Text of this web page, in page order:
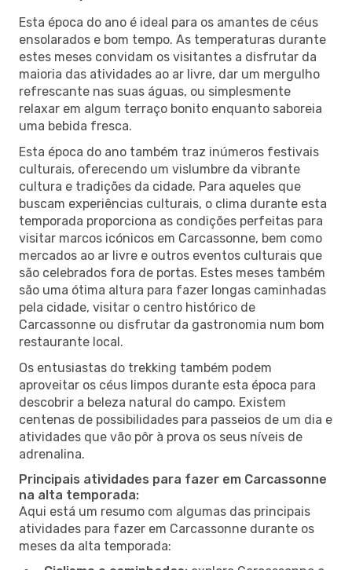
Esta época do ano é ideal para os amantes de céus
ensolarados e bom tempo. As temperaturas durante
estes meses convidam os visitantes a disfrutar da
maioria das atividades ao ar livre, dar um mergulho
refrescante nas suas águas, ou simplesmente
relaxar em algum terraço bonito enquanto saboreia
uma bebida fresca.
Esta época do ano também traz inúmeros festivais
culturais, oferecendo um vislumbre da vibrante
cultura e tradições da cidade. Para aqueles que
buscam experiências culturais, o clima durante esta
temporada proporciona as condições perfeitas para
visitar marcos icónicos em Carcassonne, bem como
mercados ao ar livre e outros eventos culturais que
são celebrados fora de portas. Estes meses também
são uma ótima altura para fazer longas caminhadas
pela cidade, visitar o centro histórico de
Carcassonne ou disfrutar da gastronomia num bom
restaurante local.
Os entusiastas do trekking também podem
aproveitar os céus limpos durante esta época para
descobrir a beleza natural do campo. Existem
centenas de possibilidades para passeios de um dia e
atividades que vão pôr à prova os seus níveis de
adrenalina.
Principais atividades para fazer em Carcassonne
na alta temporada:
Aqui está um resumo com algumas das principais
atividades para fazer em Carcassonne durante os
meses da alta temporada: